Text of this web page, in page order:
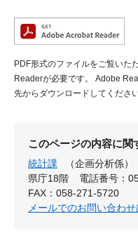
PDF形式のファイルをご覧いた
Readerが必要です。
Adobe
先からダウンロードしてくださ
このページの内容に関
統計課
（企画分析係）
県庁18階
電話番号：
FAX：058-271-5720
メールでのお問い合わせ